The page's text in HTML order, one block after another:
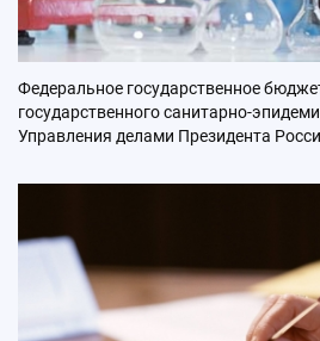
Федеральное государственное
государственного санитарно-
Управления делами Президента